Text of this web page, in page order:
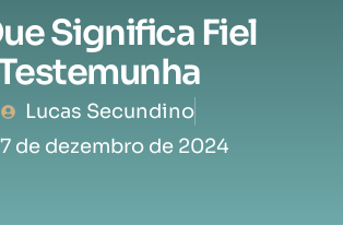
Significa Fiel
Lucas Secundino
de dezembro de 2024